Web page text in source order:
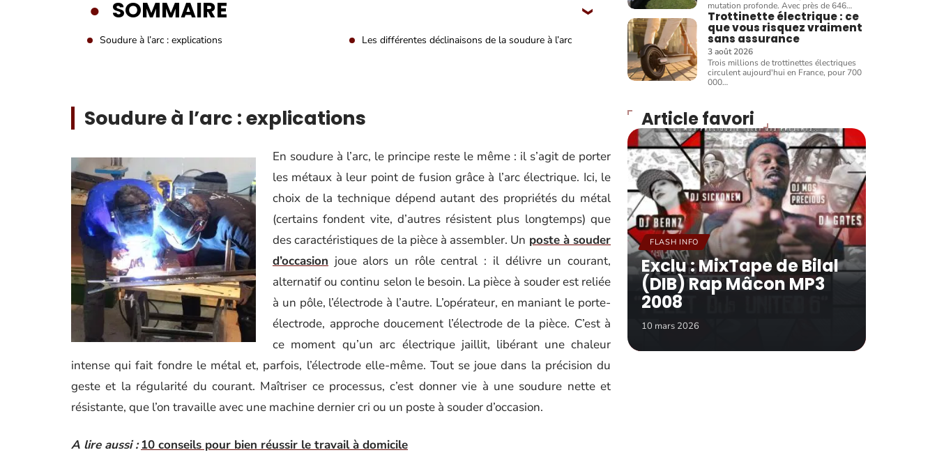
SOMMAIRE
Soudure à l’arc : explications Les différentes déclinaisons de la soudure à l’arc
Soudure à l’arc : explications
En soudure à l’arc, le principe reste le même : il s’agit de porter
les métaux à leur point de fusion grâce à l’arc électrique. Ici, le
choix de la technique dépend autant des propriétés du métal
(certains fondent vite, d’autres résistent plus longtemps) que
des caractéristiques de la pièce à assembler. Un poste à souder
d’occasion joue alors un rôle central : il délivre un courant,
alternatif ou continu selon le besoin. La pièce à souder est reliée
à un pôle, l’électrode à l’autre. L’opérateur, en maniant le porte-
électrode, approche doucement l’électrode de la pièce. C’est à
ce moment qu’un arc électrique jaillit, libérant une chaleur
intense qui fait fondre le métal et, parfois, l’électrode elle-même. Tout se joue dans la précision du
geste et la régularité du courant. Maîtriser ce processus, c’est donner vie à une soudure nette et
résistante, que l’on travaille avec une machine dernier cri ou un poste à souder d’occasion.
A lire aussi : 10 conseils pour bien réussir le travail à domicile
mutation profonde. Avec près de 646…
Trottinette électrique : ce
que vous risquez vraiment
sans assurance
3 août 2026
Trois millions de trottinettes électriques
circulent aujourd'hui en France, pour 700
000…
Article favori
FLASH INFO
Exclu : MixTape de Bilal
(DIB) Rap Mâcon MP3
2008
10 mars 2026